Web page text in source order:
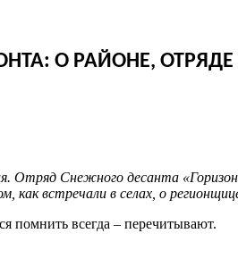
О РАЙОНЕ,
Отряд Снежного десанта
встречали в селах, о
помнить всегда – перечитывают.